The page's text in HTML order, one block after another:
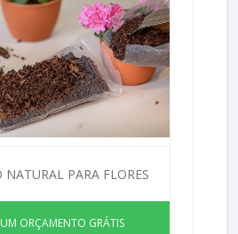
NATURAL PARA FLORES
ORÇAMENTO GRÁTIS